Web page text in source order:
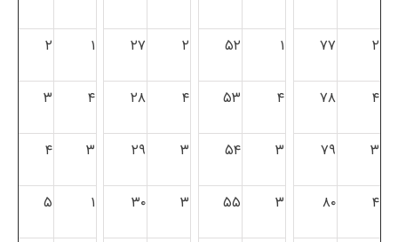
۲ ۷۷ ۱ ۵۲ ۲ ۲۷ ۱ ۲
۴ ۷۸ ۴ ۵۳ ۴ ۲۸ ۴ ۳
۳ ۷۹ ۳ ۵۴ ۳ ۲۹ ۳ ۴
۴ ۸۰ ۳ ۵۵ ۳ ۳۰ ۱ ۵